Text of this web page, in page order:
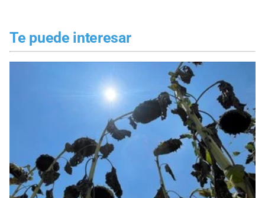
Te puede interesar